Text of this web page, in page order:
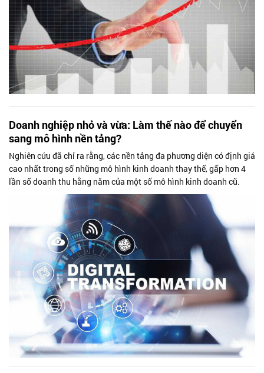
Doanh nghiệp nhỏ và vừa: Làm thế nào để chuyển
sang mô hình nền tảng?
Nghiên cứu đã chỉ ra rằng, các nền tảng đa phương diện có định giá
cao nhất trong số những mô hình kinh doanh thay thế, gấp hơn 4
lần số doanh thu hằng năm của một số mô hình kinh doanh cũ.